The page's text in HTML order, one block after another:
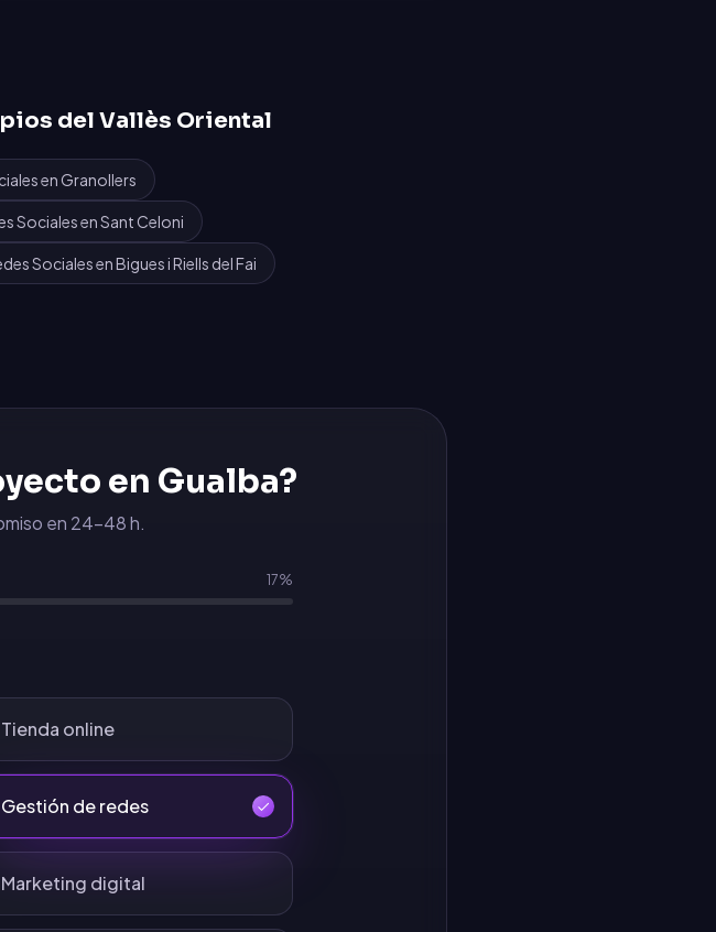
delVallès Oriental
enGranollers
SocialesenSant Celoni
SocialesenBigues i Riells del Fai
en Gualba?
en 24-48 h.
17%
Tienda online
Gestión de redes
Marketing digital